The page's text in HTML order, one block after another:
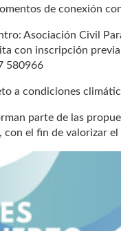
de conexión
Asociación Civil
con inscripción previa
580966
a condiciones
parte de las
con el fin de valorizar